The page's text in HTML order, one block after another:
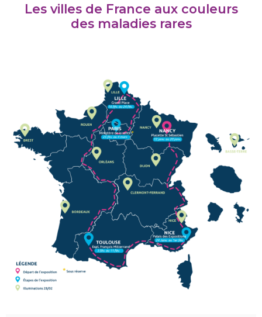
Les villes de France aux couleurs
des maladies rares